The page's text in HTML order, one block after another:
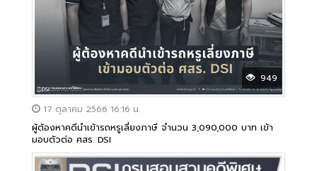
949
17 ตุลาคม 2566 16:16 น.
ผู้ต้องหาคดีนำเข้ารถหรูเลี่ยงภาษี จำนวน 3,090,000 บาท เข้า
มอบตัวต่อ ศสร. DSI